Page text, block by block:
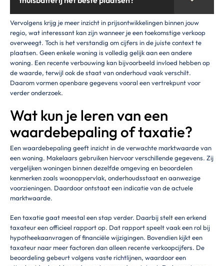
Vervolgens krijg je meer inzicht in prijsontwikkelingen binnen jouw
regio, wat interessant kan zijn wanneer je een toekomstige verkoop
overweegt. Toch is het verstandig om cijfers in de juiste context te
plaatsen. Geen enkele woning is volledig gelijk aan een andere
woning. Een recente verbouwing kan bijvoorbeeld invloed hebben op
de waarde, terwijl ook de staat van onderhoud vaak verschilt.
Daarom vormen openbare gegevens vooral een vertrekpunt voor
verder onderzoek.
Wat kun je leren van een
waardebepaling of taxatie?
Een waardebepaling geeft inzicht in de verwachte marktwaarde van
een woning. Makelaars gebruiken hiervoor verschillende gegevens. Zij
vergelijken woningen binnen dezelfde omgeving en beoordelen
kenmerken zoals woonoppervlak, onderhoudsstaat en aanwezige
voorzieningen. Daardoor ontstaat een indicatie van de actuele
marktwaarde.
Een taxatie gaat meestal een stap verder. Daarbij stelt een erkend
taxateur een officieel rapport op. Dat rapport speelt vaak een rol bij
hypotheekaanvragen of financiële wijzigingen. Bovendien kijkt een
taxateur naar meer factoren dan alleen recente verkoopcijfers. De
beoordeling gebeurt volgens vaste richtlijnen, waardoor een